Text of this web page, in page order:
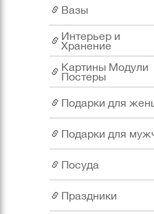
Вазы
Интерьер и
Хранение
Картины Модули
Постеры
Подарки для
Подарки для
Посуда
Праздники